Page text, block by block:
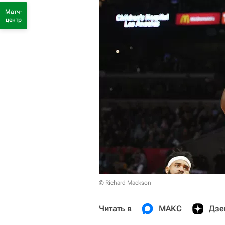
© Richard Mackson
Читать в МАКС
Матч-
центр